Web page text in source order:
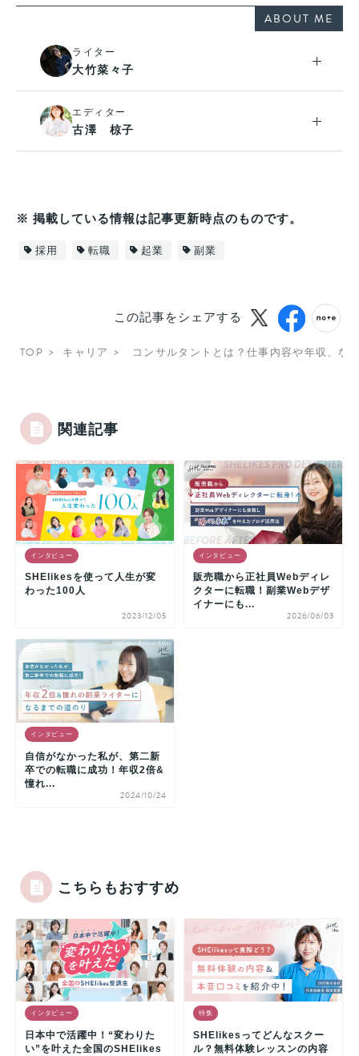
ABOUT ME
ライター
大竹菜々子
エディター
古澤 椋子
※ 掲載している情報は記事更新時点のものです。
採用 転職 起業 副業
この記事をシェアする
TOP キャリア コンサルタントとは？仕事内容や年収、な
関連記事
インタビュー
SHElikesを使って人生が変
わった100人
2023/12/05
インタビュー
販売職から正社員Webディレ
クターに転職！副業Webデザ
イナーにも...
2026/06/03
インタビュー
自信がなかった私が、第二新
卒での転職に成功！年収2倍&
憧れ...
2024/10/24
こちらもおすすめ
インタビュー
日本中で活躍中！“変わりた
い”を叶えた全国のSHElikes
特集
SHElikesってどんなスクー
ル？無料体験レッスンの内容